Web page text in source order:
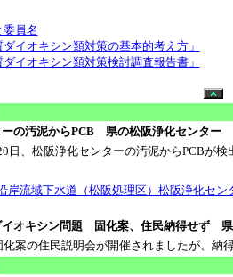
委員名
ダイオキシン類対策の基本的考え方」
ダイオキシン類対策検討調査報告書」
の汚泥からPCB 県の松阪浄化センター
日、松阪浄化センターの汚泥からPCBが
岸流域下水道（松阪処理区）松阪浄化セ
イオキシン問題 固化案、住民納得せず 県
案の住民説明会が開催されましたが、納